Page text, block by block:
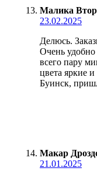
Малика
23.02.2025
Делюсь.
Очень удобно
всего пару
цвета яркие
Буинск,
Макар
21.01.2025